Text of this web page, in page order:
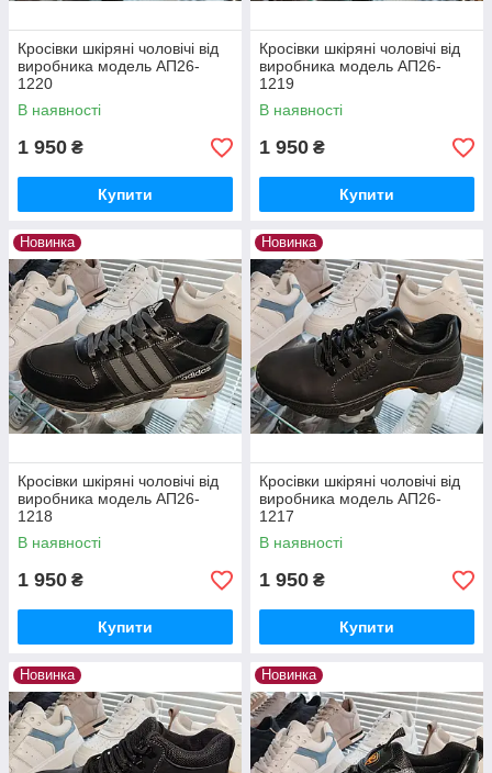
Кросівки шкіряні чоловічі від
виробника модель АП26-
1220
В наявності
1 950 ₴
Купити
Кросівки шкіряні чоловічі від
виробника модель АП26-
1219
В наявності
1 950 ₴
Купити
Новинка
Кросівки шкіряні чоловічі від
виробника модель АП26-
1218
В наявності
1 950 ₴
Купити
Новинка
Кросівки шкіряні чоловічі від
виробника модель АП26-
1217
В наявності
1 950 ₴
Купити
Новинка Новинка